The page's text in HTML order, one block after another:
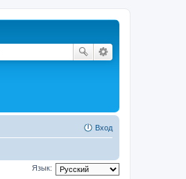
Вход
Язык: